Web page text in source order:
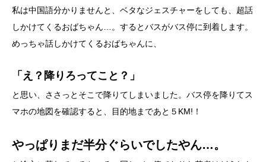
私は中国語分かりませんと、ベタなジェスチャーをしても、超話
しかけてくるおばちゃん…。するとバスがバス停に到着します。
めっちゃ話しかけてくるおばちゃんに、
「え？降りろってこと？」
と思い、ささっとそこで降りてしまいました。バス停を降りてス
マホの地図を確認すると、目的地まであと５KM!！
やっぱりまだ半分ぐらいでしたやん…。